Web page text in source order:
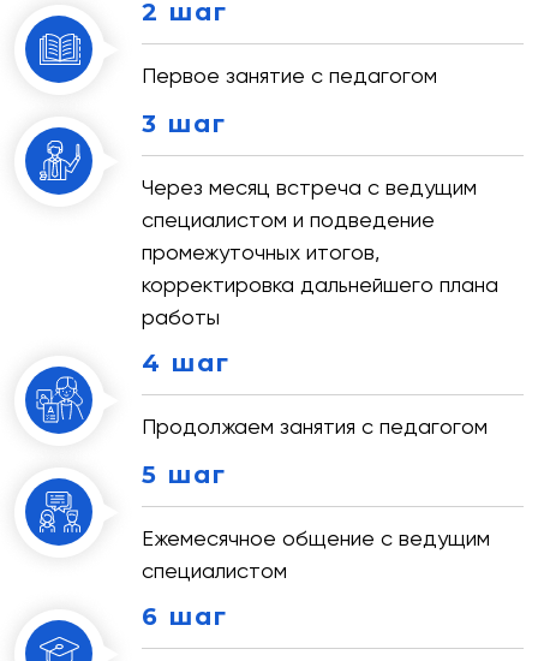
2 шаг
Первое занятие с педагогом
3 шаг
Через месяц встреча с ведущим
специалистом и подведение
промежуточных итогов,
корректировка дальнейшего плана
работы
4 шаг
Продолжаем занятия с педагогом
5 шаг
Ежемесячное общение с ведущим
специалистом
6 шаг